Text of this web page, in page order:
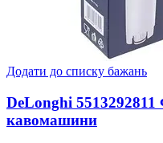
Додати до списку бажань
DeLonghi
кавомашини